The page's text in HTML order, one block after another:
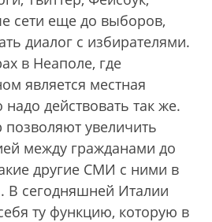
сети еще до выборов,
диалог с избирателями.
в Неаполе, где
является местная
действовать так же.
позволяют увеличить
между гражданами до
другие СМИ с ними в
В сегодняшней Италии
ту функцию, которую в